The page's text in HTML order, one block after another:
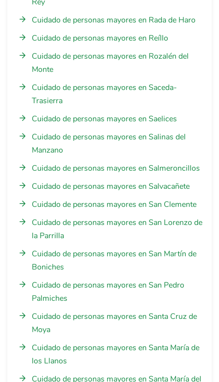
Cuidado de personas mayores en Rada de Haro
Cuidado de personas mayores en Reíllo
Cuidado de personas mayores en Rozalén del
Monte
Cuidado de personas mayores en Saceda-
Trasierra
Cuidado de personas mayores en Saelices
Cuidado de personas mayores en Salinas del
Manzano
Cuidado de personas mayores en Salmeroncillos
Cuidado de personas mayores en Salvacañete
Cuidado de personas mayores en San Clemente
Cuidado de personas mayores en San Lorenzo de
la Parrilla
Cuidado de personas mayores en San Martín de
Boniches
Cuidado de personas mayores en San Pedro
Palmiches
Cuidado de personas mayores en Santa Cruz de
Moya
Cuidado de personas mayores en Santa María de
los Llanos
Cuidado de personas mayores en Santa María del